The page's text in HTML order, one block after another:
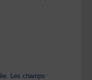
Les champs